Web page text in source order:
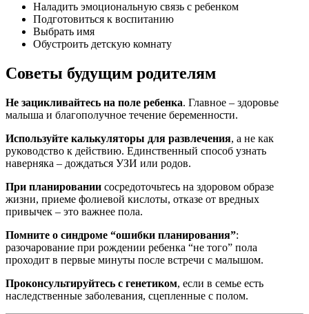
Наладить эмоциональную связь с ребенком
Подготовиться к воспитанию
Выбрать имя
Обустроить детскую комнату
Советы будущим родителям
Не зацикливайтесь на поле ребенка. Главное – здоровье
малыша и благополучное течение беременности.
Используйте калькуляторы для развлечения, а не как
руководство к действию. Единственный способ узнать
наверняка – дождаться УЗИ или родов.
При планировании сосредоточьтесь на здоровом образе
жизни, приеме фолиевой кислоты, отказе от вредных
привычек – это важнее пола.
Помните о синдроме “ошибки планирования”:
разочарование при рождении ребенка “не того” пола
проходит в первые минуты после встречи с малышом.
Проконсультируйтесь с генетиком, если в семье есть
наследственные заболевания, сцепленные с полом.